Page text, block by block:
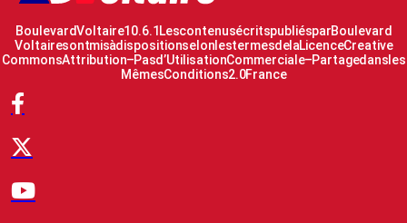
Boulevard Voltaire 10.6.1 Les contenus écrits publiés par Boulevard
Voltaire sont mis à disposition selon les termes de la Licence Creative
Commons Attribution – Pas d’Utilisation Commerciale – Partage dans les
Mêmes Conditions 2.0 France